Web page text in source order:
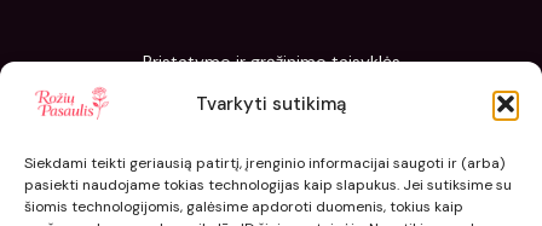
Tvarkyti sutikimą
Siekdami teikti geriausią patirtį, įrenginio informacijai saugoti ir (arba)
pasiekti naudojame tokias technologijas kaip slapukus. Jei sutiksime su
šiomis technologijomis, galėsime apdoroti duomenis, tokius kaip
Pristatymo ir grąžinimo taisyklės
Slapukų politika